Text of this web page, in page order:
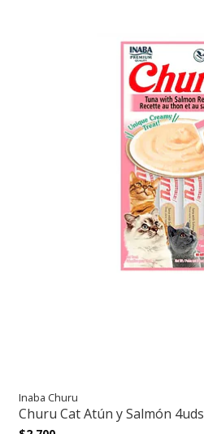
Inaba Churu
Churu Cat Atún y Salmón 4uds